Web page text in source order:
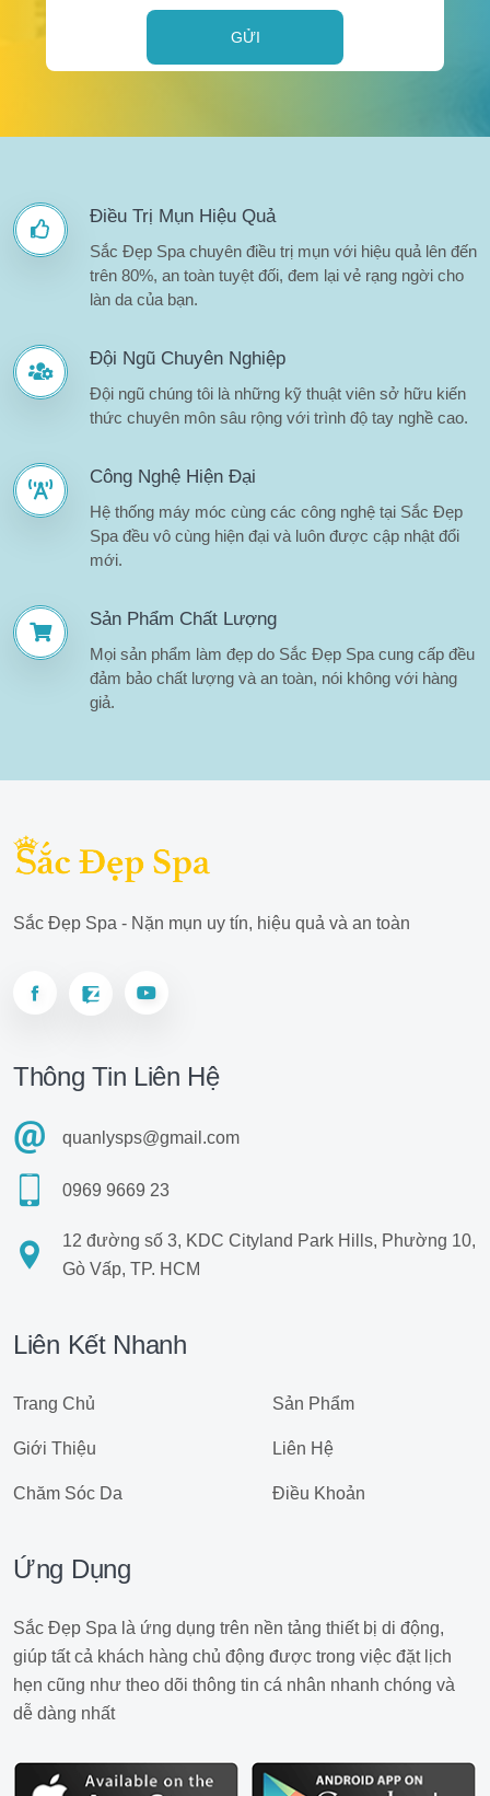
GỬI
Điều Trị Mụn Hiệu Quả
Sắc Đẹp Spa chuyên điều trị mụn với hiệu quả lên đến
trên 80%, an toàn tuyệt đối, đem lại vẻ rạng ngời cho
làn da của bạn.
Đội Ngũ Chuyên Nghiệp
Đội ngũ chúng tôi là những kỹ thuật viên sở hữu kiến
thức chuyên môn sâu rộng với trình độ tay nghề cao.
Công Nghệ Hiện Đại
Hệ thống máy móc cùng các công nghệ tại Sắc Đẹp
Spa đều vô cùng hiện đại và luôn được cập nhật đổi
mới.
Sản Phẩm Chất Lượng
Mọi sản phẩm làm đẹp do Sắc Đẹp Spa cung cấp đều
đảm bảo chất lượng và an toàn, nói không với hàng
giả.
Sắc Đẹp Spa - Nặn mụn uy tín, hiệu quả và an toàn
Thông Tin Liên Hệ
quanlysps@gmail.com
0969 9669 23
12 đường số 3, KDC Cityland Park Hills, Phường 10,
Gò Vấp, TP. HCM
Liên Kết Nhanh
Trang Chủ
Giới Thiệu
Chăm Sóc Da
Sản Phẩm
Liên Hệ
Điều Khoản
Ứng Dụng
Sắc Đẹp Spa là ứng dụng trên nền tảng thiết bị di động,
giúp tất cả khách hàng chủ động được trong việc đặt lịch
hẹn cũng như theo dõi thông tin cá nhân nhanh chóng và
dễ dàng nhất